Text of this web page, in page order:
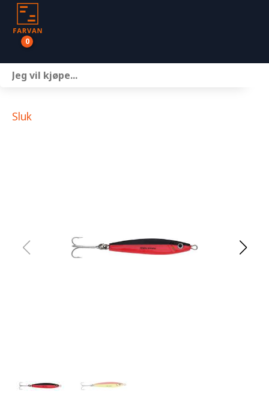
0
Sluk